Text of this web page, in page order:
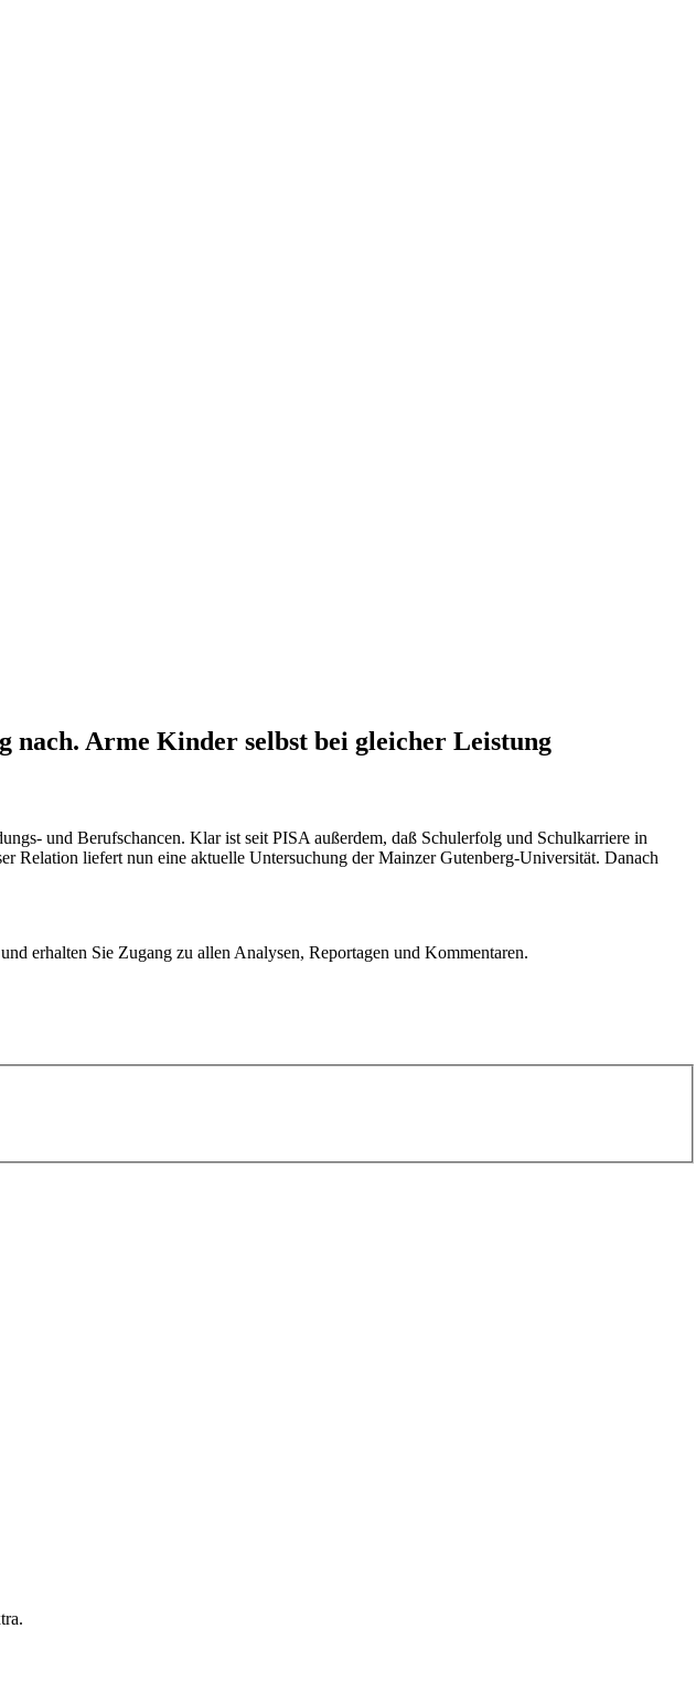
nach. Arme Kinder selbst bei gleicher Leistung
und Berufschancen. Klar ist seit PISA außerdem, daß Schulerfolg und Schulkarriere in
Relation liefert nun eine aktuelle Untersuchung der Mainzer Gutenberg-Universität. Danach
erhalten Sie Zugang zu allen Analysen, Reportagen und Kommentaren.